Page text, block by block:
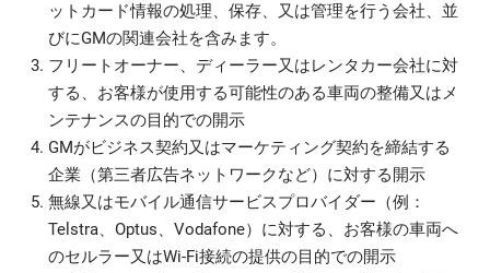
ットカード情報の処理、保存、又は管理を行う会社、並
びにGMの関連会社を含みます。
フリートオーナー、ディーラー又はレンタカー会社に対
する、お客様が使用する可能性のある車両の整備又はメ
ンテナンスの目的での開示
GMがビジネス契約又はマーケティング契約を締結する
企業（第三者広告ネットワークなど）に対する開示
無線又はモバイル通信サービスプロバイダー（例：
Telstra、Optus、Vodafone）に対する、お客様の車両へ
のセルラー又はWi-Fi接続の提供の目的での開示